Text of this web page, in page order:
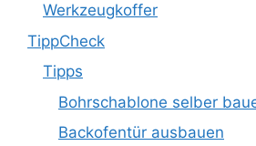
Werkzeugkoffer
TippCheck
Tipps
Bohrschablone selber
Backofentür ausbauen